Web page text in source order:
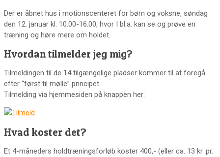
Der er åbnet hus i motionscenteret for børn og voksne, søndag
den 12. januar kl. 10.00-16.00, hvor I bl.a. kan se og prøve en
træning og høre mere om holdet.
Hvordan tilmelder jeg mig?
Tilmeldingen til de 14 tilgængelige pladser kommer til at foregå
efter “først til mølle” principet.
Tilmelding via hjemmesiden på knappen her:
Hvad koster det?
Et 4-måneders holdtræningsforløb koster 400,- (eller ca. 13 kr. pr.